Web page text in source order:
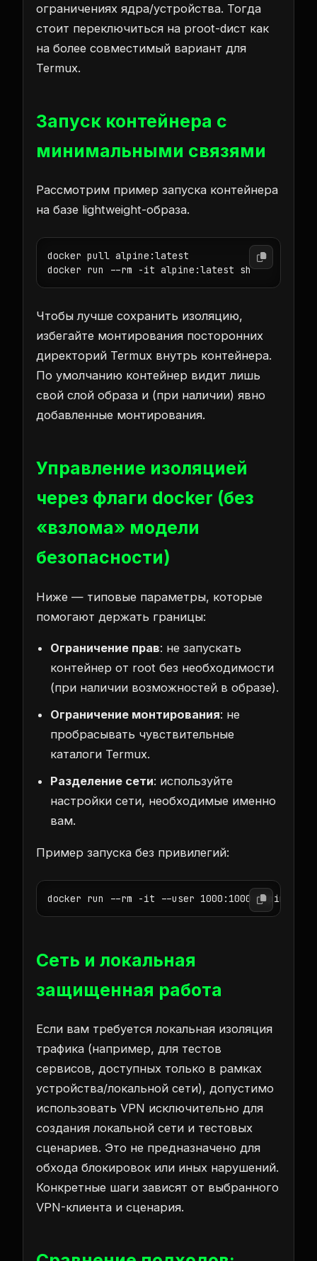
ограниченияx ядра/устройства. Тогда
стоит переключиться на proot-dист как
на более совместимый вариант для
Termux.
Запуск контейнера с
минимальными связями
Рассмотрим пример запуска контейнера
на базе lightweight-образа.
docker pull alpine:latest
docker run --rm -it alpine:latest sh
Чтобы лучше сохранить изоляцию,
избегайте монтирования посторонних
директорий Termux внутрь контейнера.
По умолчанию контейнер видит лишь
свой слой образа и (при наличии) явно
добавленные монтирования.
Управление изоляцией
через флаги docker (без
«взлома» модели
безопасности)
Ниже — типовые параметры, которые
помогают держать границы:
Ограничение прав: не запускать
контейнер от root без необходимости
(при наличии возможностей в образе).
Ограничение монтирования: не
пробрасывать чувствительные
каталоги Termux.
Разделение сети: используйте
настройки сети, необходимые именно
вам.
Пример запуска без привилегий:
docker run --rm -it --user 1000:1000
Сеть и локальная
защищенная работа
Если вам требуется локальная изоляция
трафика (например, для тестов
сервисов, доступных только в рамках
устройства/локальной сети), допустимо
использовать VPN исключительно для
создания локальной сети и тестовых
сценариев. Это не предназначено для
обхода блокировок или иных нарушений.
Конкретные шаги зависят от выбранного
VPN-клиента и сценария.